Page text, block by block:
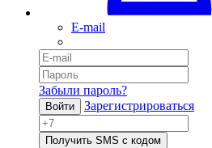
E-mail
Забыли пароль?
Войти Зарегистрироваться
Получить SMS с кодом